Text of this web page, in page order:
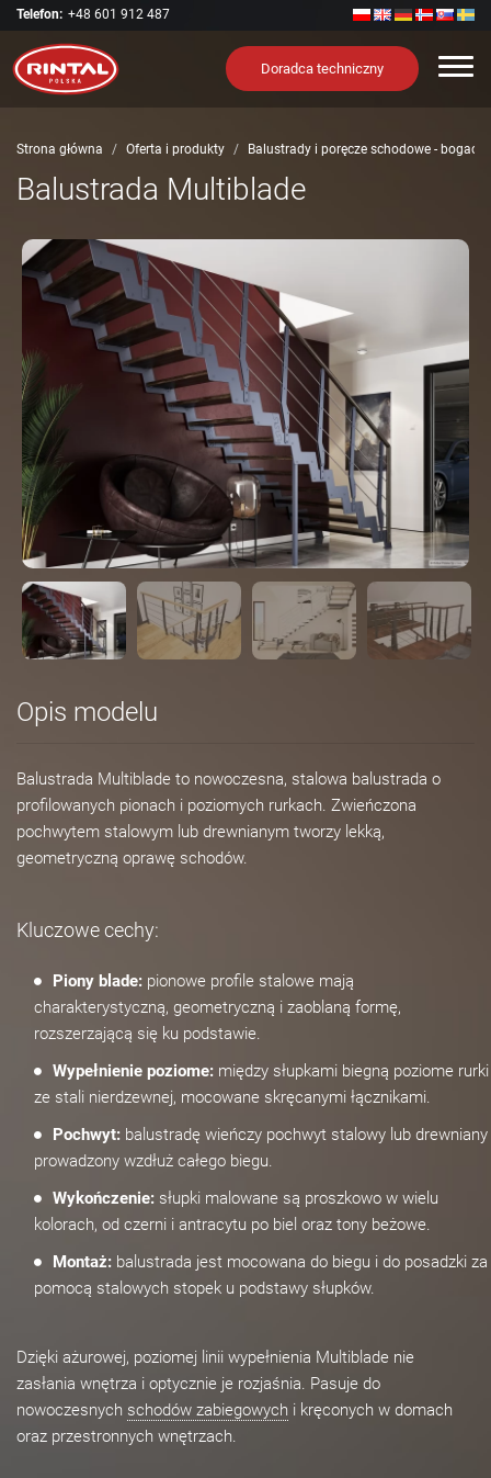
Telefon: +48 601 912 487
Doradca techniczny
Strona główna Oferta i produkty Balustrady i poręcze schodowe -
Balustrada Multiblade
Opis modelu
Balustrada Multiblade to nowoczesna, stalowa balustrada o
profilowanych pionach i poziomych rurkach. Zwieńczona
pochwytem stalowym lub drewnianym tworzy lekką,
geometryczną oprawę schodów.
Kluczowe cechy:
Piony blade: pionowe profile stalowe mają
charakterystyczną, geometryczną i zaoblaną formę,
rozszerzającą się ku podstawie.
Wypełnienie poziome: między słupkami biegną poziome rurki
ze stali nierdzewnej, mocowane skręcanymi łącznikami.
Pochwyt: balustradę wieńczy pochwyt stalowy lub drewniany
prowadzony wzdłuż całego biegu.
Wykończenie: słupki malowane są proszkowo w wielu
kolorach, od czerni i antracytu po biel oraz tony beżowe.
Montaż: balustrada jest mocowana do biegu i do posadzki za
pomocą stalowych stopek u podstawy słupków.
Dzięki ażurowej, poziomej linii wypełnienia Multiblade nie
zasłania wnętrza i optycznie je rozjaśnia. Pasuje do
nowoczesnych schodów zabiegowych i kręconych w domach
oraz przestronnych wnętrzach.